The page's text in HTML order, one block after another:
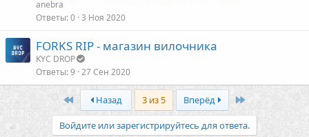
anebra
Ответы 0 3 Ноя 2020
FORKS RIP - магазин вилочника
KYC DROP
Ответы 9 27 Сен 2020
First Назад 3 из 5 Вперёд Last
Войдите или зарегистрируйтесь для ответа.